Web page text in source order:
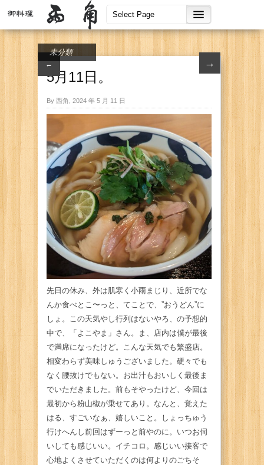
← →
未分類
5月11日。
By 西角, 2024 年 5 月 11 日
先日の休み、外は肌寒く小雨まじり、近所でな
んか食べとこ〜っと、てことで、”おうどん”に
しょ。この天気やし行列はないやろ、の予想的
中で、「よこやま」さん。ま、店内は僕が最後
で満席になったけど。こんな天気でも繁盛店。
相変わらず美味しゅうございました。硬々でも
なく腰抜けでもない。お出汁もおいしく最後ま
でいただきました。前もそやったけど、今回は
最初から粉山椒が乗せてあり。なんと、覚えた
はる、すごいなぁ、嬉しいこと。しょっちゅう
行けへんし前回はずーっと前やのに。いつお伺
いしても感じいい。イチコロ。感じいい接客で
心地よくさせていただくのは何よりのごちそ